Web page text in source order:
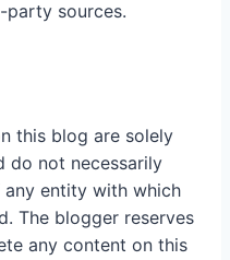
party sources.
this blog are solely
do not necessarily
entity with which
The blogger reserves
any content on this